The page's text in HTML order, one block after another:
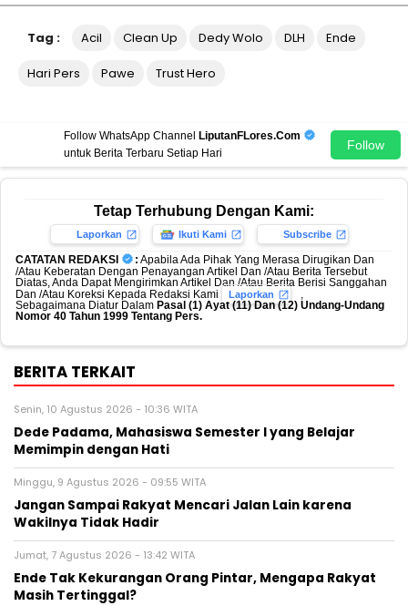
Tag : Acil Clean Up Dedy Wolo DLH Ende
Hari Pers Pawe Trust Hero
Follow WhatsApp Channel
LiputanFLores.Com
untuk Berita Terbaru Setiap Hari
Follow
Tetap Terhubung Dengan Kami:
Laporkan Ikuti Kami Subscribe
CATATAN REDAKSI : Apabila Ada Pihak Yang Merasa Dirugikan Dan
/Atau Keberatan Dengan Penayangan Artikel Dan /Atau Berita Tersebut
Diatas, Anda Dapat Mengirimkan Artikel Dan /Atau Berita Berisi Sanggahan
Dan /Atau Koreksi Kepada Redaksi Kami
Laporkan
,
Sebagaimana Diatur Dalam Pasal (1) Ayat (11) Dan (12) Undang-Undang
Nomor 40 Tahun 1999 Tentang Pers.
BERITA TERKAIT
Senin, 10 Agustus 2026 - 10:36 WITA
Dede Padama, Mahasiswa Semester I yang Belajar
Memimpin dengan Hati
Minggu, 9 Agustus 2026 - 09:55 WITA
Jangan Sampai Rakyat Mencari Jalan Lain karena
Wakilnya Tidak Hadir
Jumat, 7 Agustus 2026 - 13:42 WITA
Ende Tak Kekurangan Orang Pintar, Mengapa Rakyat
Masih Tertinggal?